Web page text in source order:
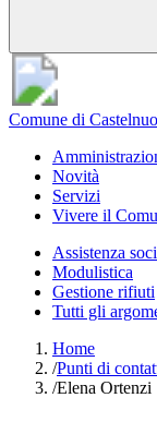
Comune di
Novità
Servizi
Vivere il
Assistenza
Modulistica
Gestione rifiuti
Tutti gli
Home
/Punti di
/Elena Ortenzi